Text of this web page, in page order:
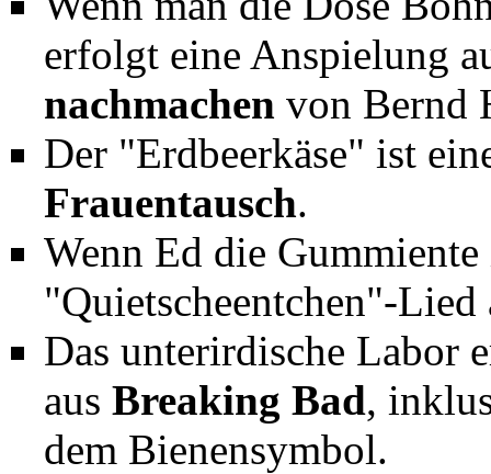
erfolgt eine Anspielung
nachmachen von Bernd
Der "Erdbeerkäse" ist
Frauentausch.
Wenn Ed die
"Quietscheentchen"-Lied
Das unterirdische Labor
aus Breaking Bad,
dem Bienensymbol.